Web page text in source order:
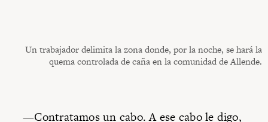
Un trabajador delimita la zona donde, por la noche, se hará la
quema controlada de caña en la comunidad de Allende.
—Contratamos un cabo. A ese cabo le digo,